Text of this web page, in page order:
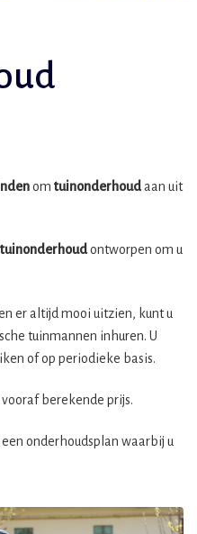
om tuinonderhoudaan uit
tuinonderhoudontworpen om u
er altijd mooi uitzien, kunt u
tuinmannen inhuren. U
of op periodieke basis.
berekende prijs.
onderhoudsplan waarbij u